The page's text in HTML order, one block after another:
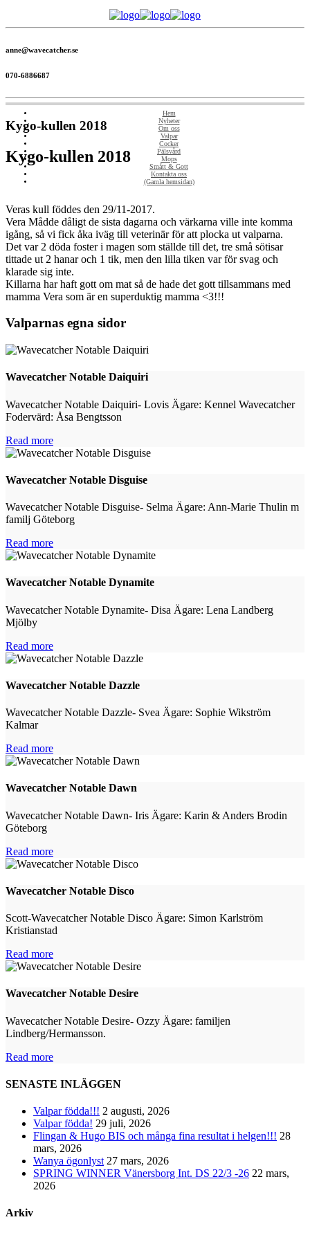
anne@wavecatcher.se
070-6886687
Hem
Nyheter
Om oss
Valpar
Cocker
Pälsvård
Mops
Smått & Gott
Kontakta oss
(Gamla hemsidan)
Kygo-kullen 2018
Kygo-kullen 2018
Veras kull föddes den 29/11-2017.
Vera Mådde dåligt de sista dagarna och värkarna ville inte komma
igång, så vi fick åka iväg till veterinär för att plocka ut valparna.
Det var 2 döda foster i magen som ställde till det, tre små sötisar
tittade ut 2 hanar och 1 tik, men den lilla tiken var för svag och
klarade sig inte.
Killarna har haft gott om mat så de hade det gott tillsammans med
mamma Vera som är en superduktig mamma <3!!!
Valparnas egna sidor
Wavecatcher Notable Daiquiri
Wavecatcher Notable Daiquiri- Lovis Ägare: Kennel Wavecatcher
Fodervärd: Åsa Bengtsson
Read more
Wavecatcher Notable Disguise
Wavecatcher Notable Disguise- Selma Ägare: Ann-Marie Thulin m
familj Göteborg
Read more
Wavecatcher Notable Dynamite
Wavecatcher Notable Dynamite- Disa Ägare: Lena Landberg
Mjölby
Read more
Wavecatcher Notable Dazzle
Wavecatcher Notable Dazzle- Svea Ägare: Sophie Wikström
Kalmar
Read more
Wavecatcher Notable Dawn
Wavecatcher Notable Dawn- Iris Ägare: Karin & Anders Brodin
Göteborg
Read more
Wavecatcher Notable Disco
Scott-Wavecatcher Notable Disco Ägare: Simon Karlström
Kristianstad
Read more
Wavecatcher Notable Desire
Wavecatcher Notable Desire- Ozzy Ägare: familjen
Lindberg/Hermansson.
Read more
SENASTE INLÄGGEN
Valpar födda!!! 2 augusti, 2026
Valpar födda! 29 juli, 2026
Flingan & Hugo BIS och många fina resultat i helgen!!! 28
mars, 2026
Wanya ögonlyst 27 mars, 2026
SPRING WINNER Vänersborg Int. DS 22/3 -26 22 mars,
2026
Arkiv